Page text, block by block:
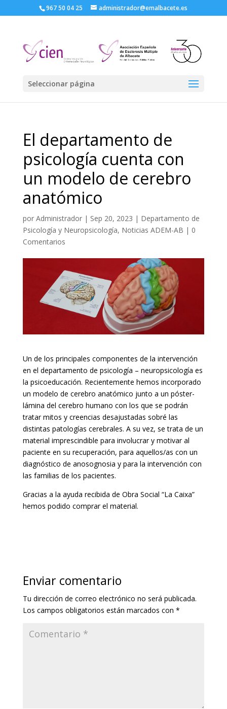
967 50 04 25 administrador@emalbacete.es
Seleccionar página
El departamento de
psicología cuenta con
un modelo de cerebro
anatómico
por Administrador| Sep 20, 2023 | Departamento de
Psicología y Neuropsicología, Noticias ADEM-AB | 0
Comentarios
Un de los principales componentes de la intervención
en el departamento de psicología – neuropsicología es
la psicoeducación. Recientemente hemos incorporado
un modelo de cerebro anatómico junto a un póster-
lámina del cerebro humano con los que se podrán
tratar mitos y creencias desajustadas sobré las
distintas patologías cerebrales. A su vez, se trata de un
material imprescindible para involucrar y motivar al
paciente en su recuperación, para aquellos/as con un
diagnóstico de anosognosia y para la intervención con
las familias de los pacientes.
Gracias a la ayuda recibida de Obra Social “La Caixa”
hemos podido comprar el material.
Enviar comentario
Tu dirección de correo electrónico no será publicada.
Los campos obligatorios están marcados con *